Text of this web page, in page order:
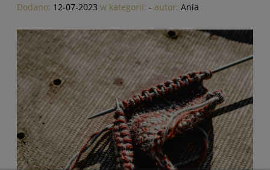
Dodano: 12-07-2023 w kategorii: - autor: Ania